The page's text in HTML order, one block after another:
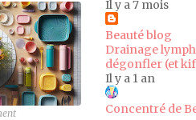
Il y a 7 mois
Beauté blog
Drainage
dégonfler (et
Il y a 1 an
Concentré de